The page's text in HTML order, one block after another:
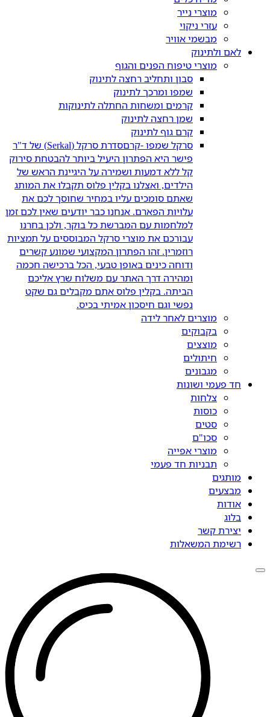
מוצרי נייר
עזרי ניקוי
מבשמי אוויר
לאם ולתינוק
מוצרי טיפוח הפנים והגוף
סבון ותחליב רחצה לתינוק
שמפו ומרכך לתינוק
קרמים ומשחות החתלה לתינוקות
שמן רחצה לתינוק
קרם גוף לתינוק
סרקל שמפו -קרם
סדרת סרקל (Serkal) של ד"ר
פישר היא הפתרון היעיל ביותר להבטחת סירוק
קל ללא דמעות ושמירה על היגיינת הראש של
הילדים, ואצלנו בקלין פלוס תקבלו את המותג
שאתם סומכים עליו במחיר שחוסך לכם את
עלויות הפארם. אנחנו כבר יודעים שאין לכם זמן
למלחמות עם המברשת כל בוקר, ולכן בחרנו
עבורכם את מוצרי סרקל המבוססים על תמציות
רוזמרין. זהו הפתרון המקצועי שמונע קשרים
ודוחה כינים באופן טבעי, הכל ברכישה חכמה
ומהירה דרך האתר עם משלוח שרץ אליכם
הביתה. בקלין פלוס אתם מקבלים גם שקט
נפשי וגם חיסכון אמיתי בכיס.
מוצרים לאחר לידה
בקבוקים
מוצצים
חיתולים
מגבונים
חד פעמי ושונות
צלחות
כוסות
סטים
סכו"ם
מוצרי אפייה
תבניות חד פעמי
מותגים
מבצעים
אודות
בלוג
יצירת קשר
רשימת המשאלות